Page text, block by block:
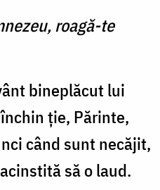
roagă-te
bineplăcut lui
ție, Părinte,
când sunt necăjit,
să o laud.